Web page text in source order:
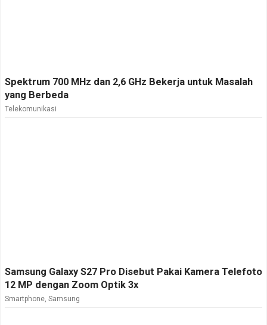
Spektrum 700 MHz dan 2,6 GHz Bekerja untuk Masalah
yang Berbeda
Telekomunikasi
Samsung Galaxy S27 Pro Disebut Pakai Kamera Telefoto
12 MP dengan Zoom Optik 3x
Smartphone, Samsung